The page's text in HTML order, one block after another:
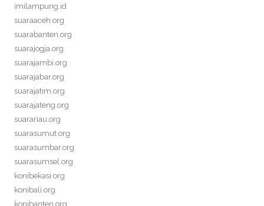
imilampung.id
suaraaceh.org
suarabanten.org
suarajogja.org
suarajambi.org
suarajabar.org
suarajatim.org
suarajateng.org
suarariau.org
suarasumut.org
suarasumbar.org
suarasumsel.org
konibekasi.org
konibali.org
konibanten.org